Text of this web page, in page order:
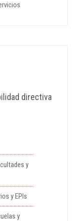
directiva
y
y EPIs
y